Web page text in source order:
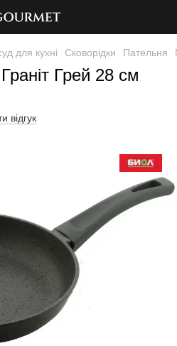
для кухні Сковорідки Пательня
Грей 28 см
відгук